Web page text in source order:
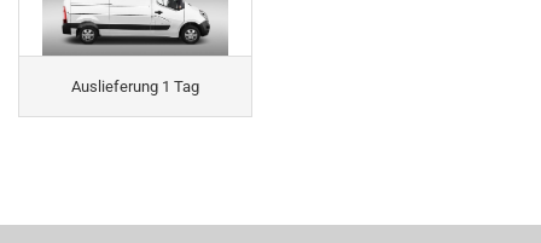
Auslieferung 1 Tag